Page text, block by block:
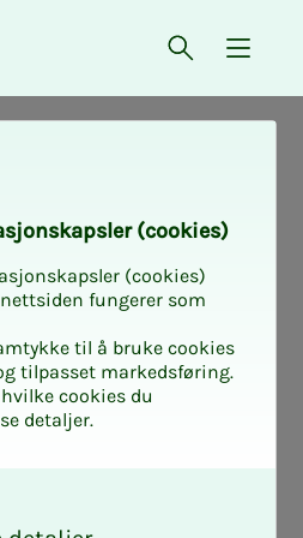
Åpne søk
{
på­­­
som
– få
(cookies)
(cookies)
fungerer som
til å bruke cookies
tilpasset markedsføring.
cookies du
detaljer.